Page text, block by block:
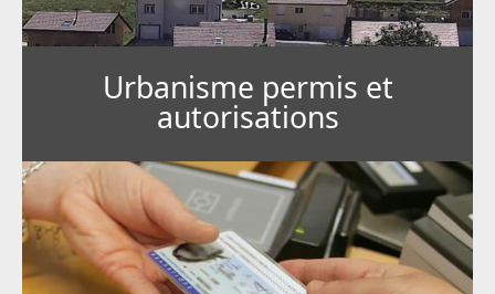
Urbanisme permis et
autorisations